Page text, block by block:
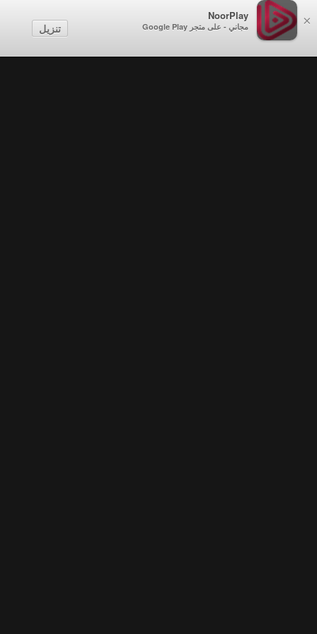
×
NoorPlay
مجاني - على متجر Google Play تنزيل